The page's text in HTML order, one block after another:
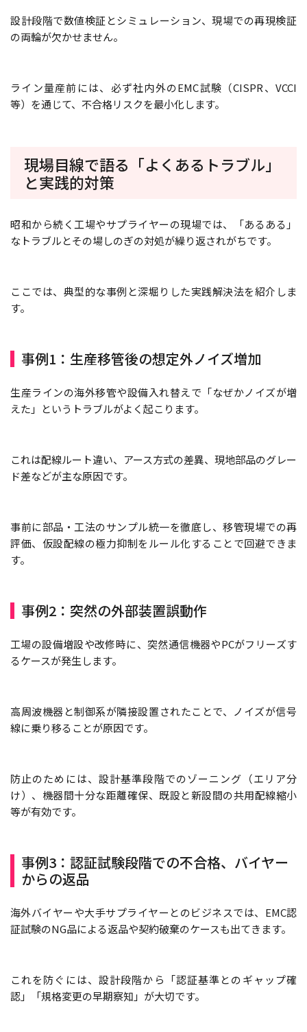
設計段階で数値検証とシミュレーション、現場での再現検証
の両輪が欠かせません。
ライン量産前には、必ず社内外のEMC試験（CISPR、VCCI
等）を通じて、不合格リスクを最小化します。
現場目線で語る「よくあるトラブル」
と実践的対策
昭和から続く工場やサプライヤーの現場では、「あるある」
なトラブルとその場しのぎの対処が繰り返されがちです。
ここでは、典型的な事例と深堀りした実践解決法を紹介しま
す。
事例1：生産移管後の想定外ノイズ増加
生産ラインの海外移管や設備入れ替えで「なぜかノイズが増
えた」というトラブルがよく起こります。
これは配線ルート違い、アース方式の差異、現地部品のグレー
ド差などが主な原因です。
事前に部品・工法のサンプル統一を徹底し、移管現場での再
評価、仮設配線の極力抑制をルール化することで回避できま
す。
事例2：突然の外部装置誤動作
工場の設備増設や改修時に、突然通信機器やPCがフリーズす
るケースが発生します。
高周波機器と制御系が隣接設置されたことで、ノイズが信号
線に乗り移ることが原因です。
防止のためには、設計基準段階でのゾーニング（エリア分
け）、機器間十分な距離確保、既設と新設間の共用配線縮小
等が有効です。
事例3：認証試験段階での不合格、バイヤー
からの返品
海外バイヤーや大手サプライヤーとのビジネスでは、EMC認
証試験のNG品による返品や契約破棄のケースも出てきます。
これを防ぐには、設計段階から「認証基準とのギャップ確
認」「規格変更の早期察知」が大切です。